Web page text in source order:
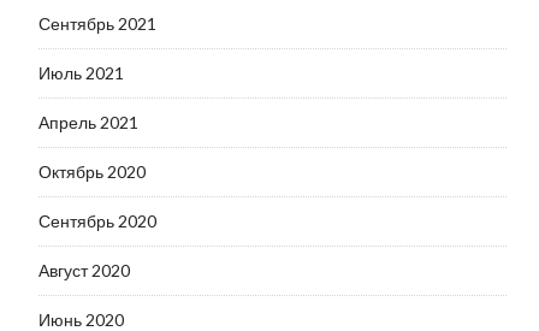
Сентябрь 2021
Июль 2021
Апрель 2021
Октябрь 2020
Сентябрь 2020
Август 2020
Июнь 2020